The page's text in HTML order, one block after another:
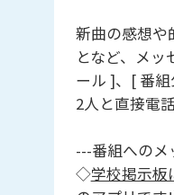
新曲の感想や
となど、メッ
ール ]、[ 番
2人と直接電
---番組への
◇学校掲示板